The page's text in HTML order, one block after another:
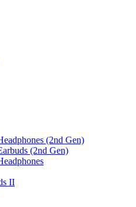
(2nd Gen)
(2nd Gen)
II